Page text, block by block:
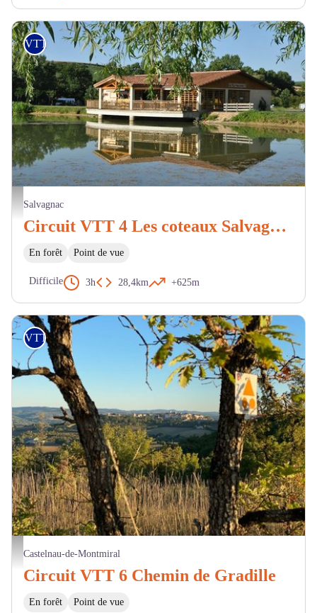
Guinguette du Lac des Sourigous - mairie de Salvagnac
VTT
Salvagnac
Circuit VTT 4 Les coteaux Salvagnacois
En forêt Point de vue
Difficile 3h 28,4km +625m
Vue de Castelnau de Montmiral - M. Cazeméa
VTT
Castelnau-de-Montmiral
Circuit VTT 6 Chemin de Gradille
En forêt Point de vue